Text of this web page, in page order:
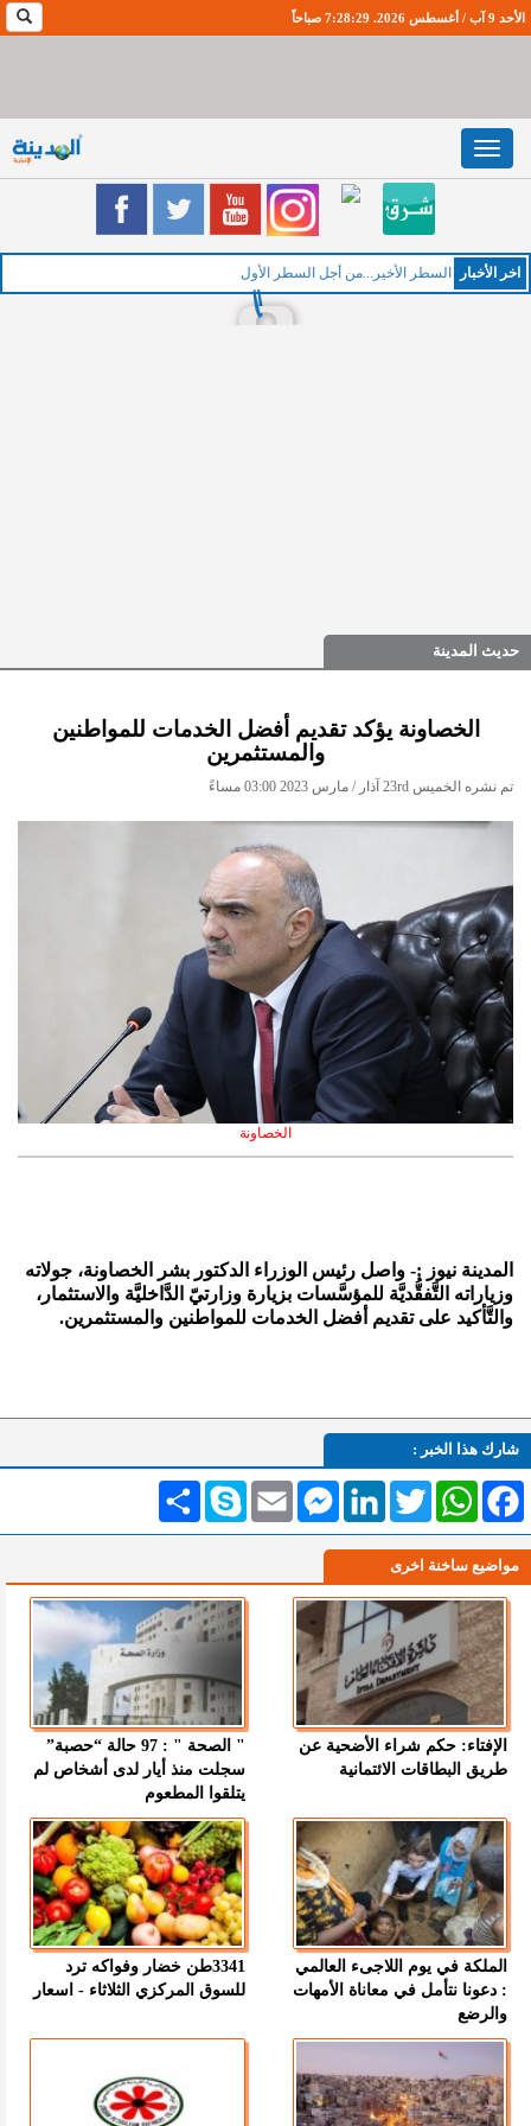
الأحد 9 آب / أغسطس 2026. 7:28:30 صباحاً
Toggle
navigation
اخر اﻷخبار
حديث المدينة
الخصاونة يؤكد تقديم أفضل الخدمات للمواطنين
والمستثمرين
تم نشره الخميس 23rd آذار / مارس 2023 03:00 مساءً
الخصاونة
المدينة نيوز :- واصل رئيس الوزراء الدكتور بشر الخصاونة، جولاته
وزياراته التَّفقُّديَّة للمؤسَّسات بزيارة وزارتيّ الدَّاخليَّة والاستثمار،
والتَّأكيد على تقديم أفضل الخدمات للمواطنين والمستثمرين.
شارك هذا الخبر :
انشر Skype Email
MessengerLinkedInTwitterWhatsAppFacebook
مواضيع ساخنة اخرى
الإفتاء: حكم شراء الأضحية عن
طريق البطاقات الائتمانية
" الصحة " : 97 حالة “حصبة”
سجلت منذ أيار لدى أشخاص لم
يتلقوا المطعوم
الملكة في يوم اللاجىء العالمي
: دعونا نتأمل في معاناة الأمهات
والرضع
3341طن خضار وفواكه ترد
للسوق المركزي الثلاثاء - اسعار